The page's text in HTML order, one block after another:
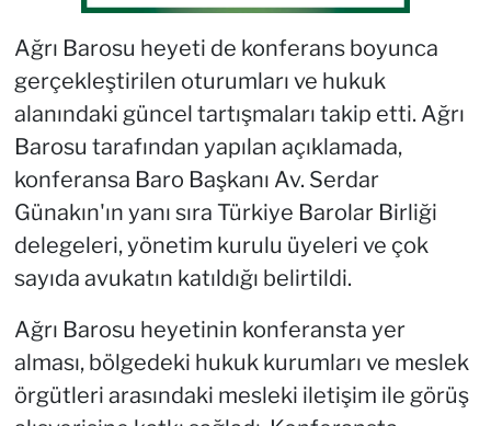
Ağrı Barosu heyeti de konferans boyunca
gerçekleştirilen oturumları ve hukuk
alanındaki güncel tartışmaları takip etti. Ağrı
Barosu tarafından yapılan açıklamada,
konferansa Baro Başkanı Av. Serdar
Günakın'ın yanı sıra Türkiye Barolar Birliği
delegeleri, yönetim kurulu üyeleri ve çok
sayıda avukatın katıldığı belirtildi.
Ağrı Barosu heyetinin konferansta yer
alması, bölgedeki hukuk kurumları ve meslek
örgütleri arasındaki mesleki iletişim ile görüş